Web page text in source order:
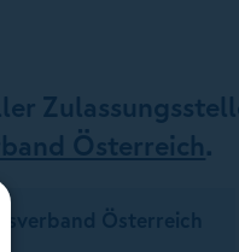
Österreich.
Österreich